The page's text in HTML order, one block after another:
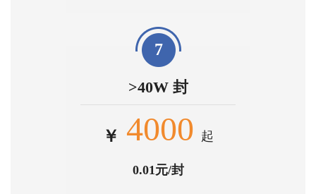
7
>40W 封
￥ 4000 起
0.01元/封